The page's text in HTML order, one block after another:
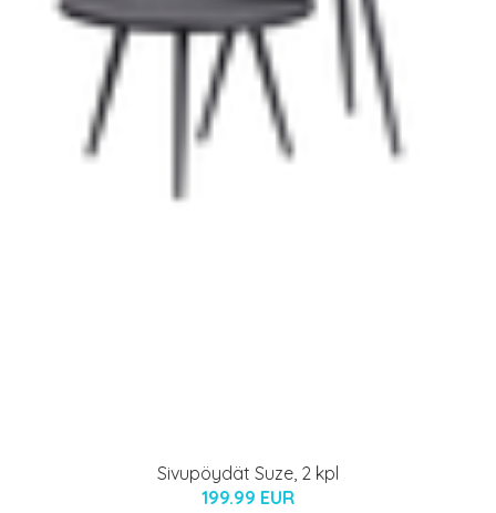
Sivupöydät Suze, 2 kpl
199.99 EUR